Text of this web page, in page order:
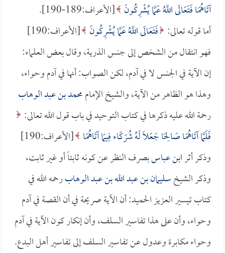
آتَاهُمَا فَتَعَالَى اللَّهُ عَمَّا يُشْرِكُونَ [الأعراف:189-190].
أما قوله تعالى: فَتَعَالَى اللَّهُ عَمَّا يُشْرِكُونَ
[الأعراف:190]
فهو انتقال من الشخص إلى جنس الذرية، وقال بعض العلماء:
إن الآية في الجنس لا في آدم، لكن الصواب: أنها في آدم وحواء،
وهذا هو الظاهر من الآية، والشيخ الإماممحمد بن عبد الوهاب
رحمة الله عليه ذكرها في كتاب التوحيد في باب قول الله تعالى:
فَلَمَّا آتَاهُمَا صَالِحًا جَعَلاَ لَهُ شُرَكَاء فِيمَا آتَاهُمَا
[الأعراف:190]
وذكر أثرابن عباسبصرف النظر عن كونه ثابتاً أو غير ثابت،
وذكر الشيخسليمان بن عبد الله بن عبد الوهابرحمه الله في
كتاب تيسير العزيز الحميد: أن الآية صريحة في أن القصة في آدم
وحواء، وأن على هذا تفاسير السلف، وأن إنكار كون الآية في آدم
وحواء مكابرة وعدول عن تفاسير السلف إلى تفاسير أهل البدع.